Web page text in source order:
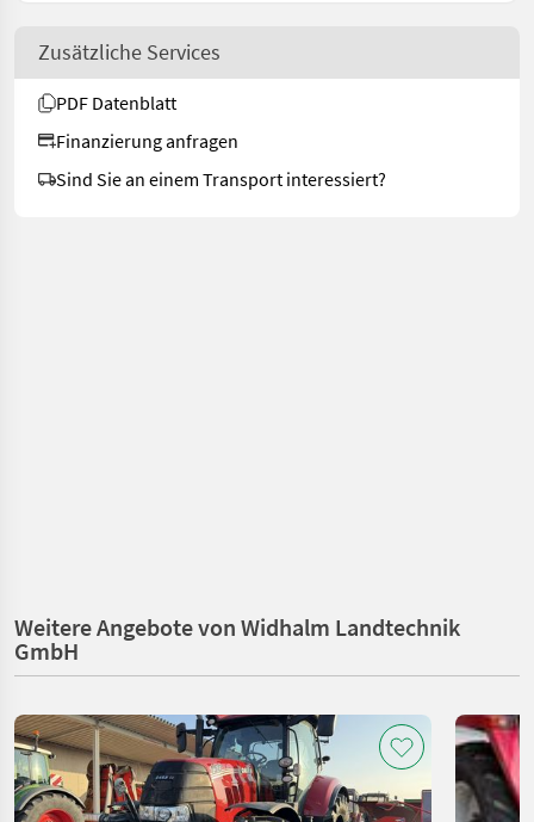
Zusätzliche Services
PDF Datenblatt
Finanzierung anfragen
Sind Sie an einem Transport interessiert?
Weitere Angebote von Widhalm Landtechnik
GmbH